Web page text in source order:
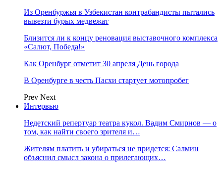
Из Оренбуржья в Узбекистан контрабандисты пытались
вывезти бурых медвежат
Близится ли к концу реновация выставочного комплекса
«Салют, Победа!»
Как Оренбург отметит 30 апреля День города
В Оренбурге в честь Пасхи стартует мотопробег
Prev Next
Интервью
Недетский репертуар театра кукол. Вадим Смирнов — о
том, как найти своего зрителя и…
Жителям платить и убираться не придется: Салмин
объяснил смысл закона о прилегающих…